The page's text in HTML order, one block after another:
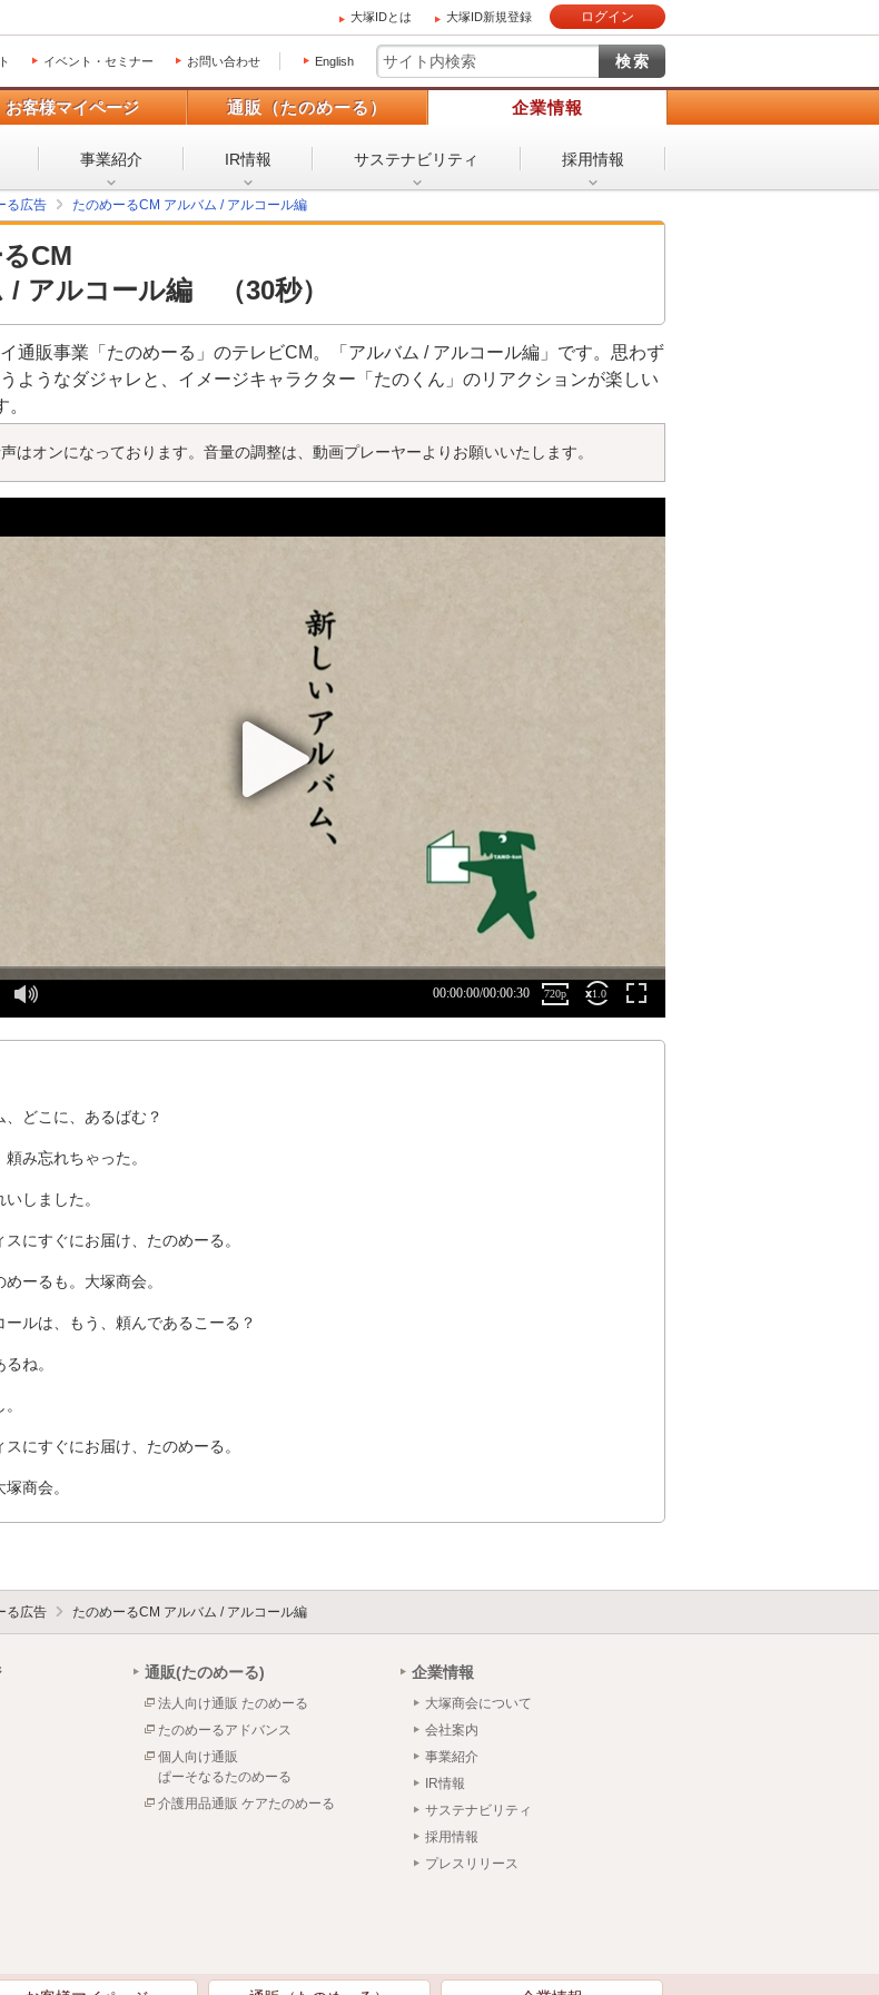
大塚IDとは 大塚ID新規登録 ログイン
イベント・セミナー お問い合わせ English
お客様マイページ 通販（たのめーる） 企業情報
事業紹介 IR情報 サステナビリティ 採用情報
る広告 たのめーるCM アルバム / アルコール編
CM
/ アルコール編 （30秒）
通販事業「たのめーる」のテレビCM。「アルバム / アルコール編」です。思わず
ようなダジャレと、イメージキャラクター「たのくん」のリアクションが楽しい
はオンになっております。音量の調整は、動画プレーヤーよりお願いいたします。
、どこに、あるばむ？
み忘れちゃった。
しました。
にすぐにお届け、たのめーる。
ーるも。大塚商会。
ールは、もう、頼んであるこーる？
ね。
にすぐにお届け、たのめーる。
商会。
る広告 たのめーるCM アルバム / アルコール編
通販(たのめーる)
法人向け通販 たのめーる
たのめーるアドバンス
個人向け通販
ぱーそなるたのめーる
介護用品通販 ケアたのめーる
企業情報
大塚商会について
会社案内
事業紹介
IR情報
サステナビリティ
採用情報
プレスリリース